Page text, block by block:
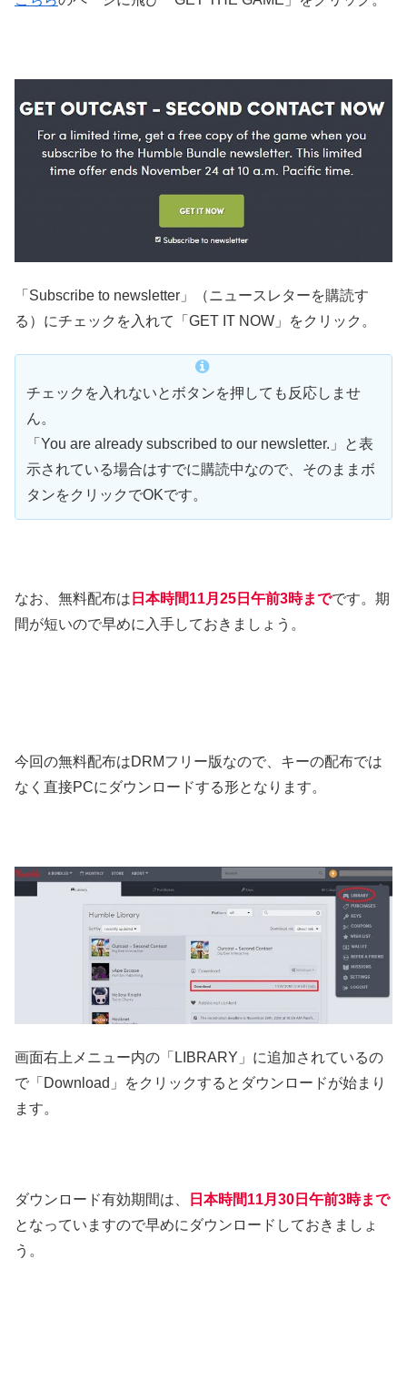
「Subscribe to newsletter」（ニュースレターを購読す
る）にチェックを入れて「GET IT NOW」をクリック。
チェックを入れないとボタンを押しても反応しませ
ん。
「You are already subscribed to our newsletter.」と表
示されている場合はすでに購読中なので、そのままボ
タンをクリックでOKです。
なお、無料配布は 日本時間11月25日午前3時までです。期
間が短いので早めに入手しておきましょう。
今回の無料配布はDRMフリー版なので、キーの配布では
なく直接PCにダウンロードする形となります。
画面右上メニュー内の「LIBRARY」に追加されているの
で「Download」をクリックするとダウンロードが始まり
ます。
ダウンロード有効期間は、
日本時間11月30日午前3時まで
となっていますので早めにダウンロードしておきましょ
う。